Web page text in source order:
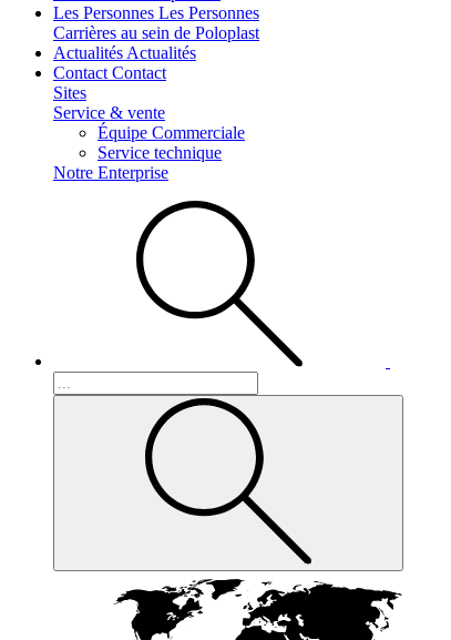
Les Personnes Les Personnes
Carrières au sein de Poloplast
Actualités Actualités
Contact Contact
Sites
Service & vente
Équipe Commerciale
Service technique
Notre Enterprise